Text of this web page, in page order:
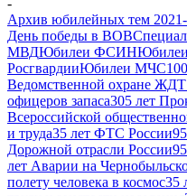
Архив юбилейных тем
День победы в ВОВ
МВДЮбилеи ФСИН
РосгвардииЮбилеи МЧС
Ведомственной охране ЖДТ
офицеров запаса305 лет
Всероссийской
и труда35 лет ФТС России
Дорожной отрасли России
лет Аварии на
полету человека в космос35